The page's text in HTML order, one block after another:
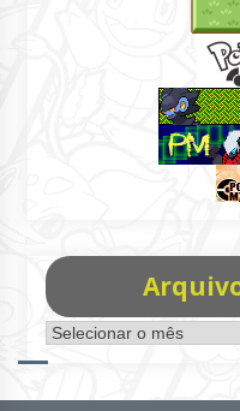
Arquivo
de